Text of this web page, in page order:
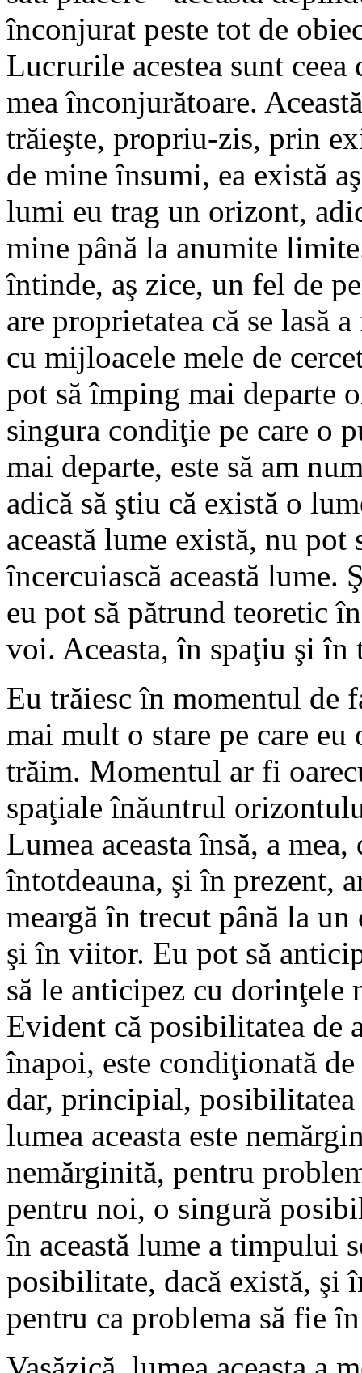
înconjurat peste tot de
Lucrurile acestea sunt ceea
mea înconjurătoare.
trăieşte, propriu-zis, prin
de mine însumi, ea există
lumi eu trag un orizont,
mine până la anumite
întinde, aş zice, un fel de
are proprietatea că se lasă
cu mijloacele mele de
pot să împing mai departe
singura condiţie pe care o
mai departe, este să am
adică să ştiu că există o
această lume există, nu
încercuiască această
eu pot să pătrund teoretic
voi. Aceasta, în spaţiu şi
Eu trăiesc în momentul de
mai mult o stare pe care
trăim. Momentul ar fi
spaţiale înăuntrul
Lumea aceasta însă, a
întotdeauna, şi în prezent,
meargă în trecut până la un
şi în viitor. Eu pot să
să le anticipez cu dorinţele
Evident că posibilitatea de
înapoi, este condiţionată
dar, principial, posibilitatea
lumea aceasta este
nemărginită, pentru
pentru noi, o singură
în această lume a timpului
posibilitate, dacă există, şi
pentru ca problema să fie